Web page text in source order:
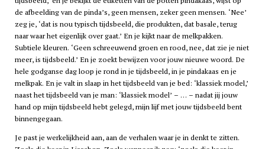
de afbeelding van de pinda’s, geen mensen, zeker geen mensen. ‘Nee’
zeg je, ‘dat is nou typisch tijdsbeeld, die produkten, dat basale, terug
naar waar het eigenlijk over gaat.’ En je kijkt naar de melkpakken.
Subtiele kleuren. ‘Geen schreeuwend groen en rood, nee, dat zie je niet
meer, is tijdsbeeld.’ En je zoekt bewijzen voor jouw nieuwe woord. De
hele godganse dag loop je rond in je tijdsbeeld, in je pindakaas en je
melkpak. En je valt in slaap in het tijdsbeeld van je bed: ‘klassiek model,’
naast het tijdsbeeld van je man: ‘klassiek model’ – … – nadat jij jouw
hand op mijn tijdsbeeld hebt gelegd, mijn lijf met jouw tijdsbeeld bent
binnengegaan.
Je past je werkelijkheid aan, aan de verhalen waar je in denkt te zitten.